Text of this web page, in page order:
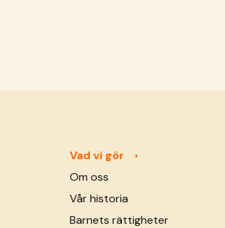
Vad vi gör
Om oss
Vår historia
Barnets rättigheter